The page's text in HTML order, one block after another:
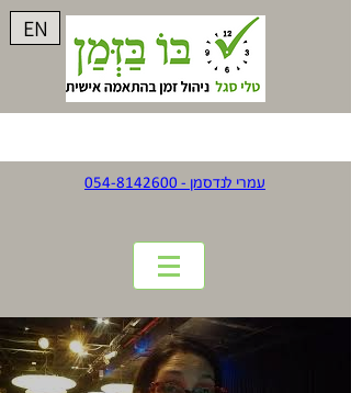
EN
עמרי לנדסמן - 054-8142600